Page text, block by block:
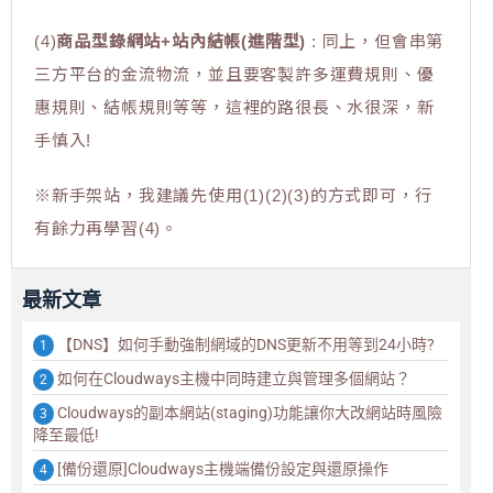
(4)商品型錄網站+站內結帳(進階型) : 同上，但會串第
三方平台的金流物流，並且要客製許多運費規則、優
惠規則、結帳規則等等，這裡的路很長、水很深，新
手慎入!
※新手架站，我建議先使用(1)(2)(3)的方式即可，行
有餘力再學習(4)。
最新文章
【DNS】如何手動強制網域的DNS更新不用等到24小時?
如何在Cloudways主機中同時建立與管理多個網站？
Cloudways的副本網站(staging)功能讓你大改網站時風險
降至最低!
[備份還原]Cloudways主機端備份設定與還原操作